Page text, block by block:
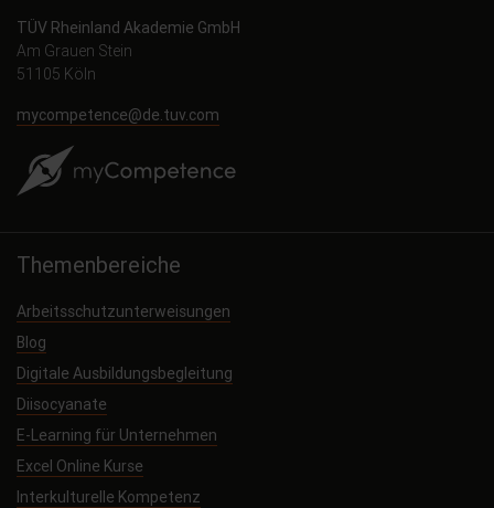
TÜV Rheinland Akademie GmbH
Am Grauen Stein
51105 Köln
mycompetence@de.tuv.com
Themenbereiche
Arbeitsschutzunterweisungen
Blog
Digitale Ausbildungsbegleitung
Diisocyanate
E-Learning für Unternehmen
Excel Online Kurse
Interkulturelle Kompetenz